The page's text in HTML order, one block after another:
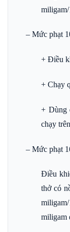
– Mức phạt
+ Điều
+ Chạy
+ Dùng
chạy
– Mức phạt
Điều
thở có
miligam